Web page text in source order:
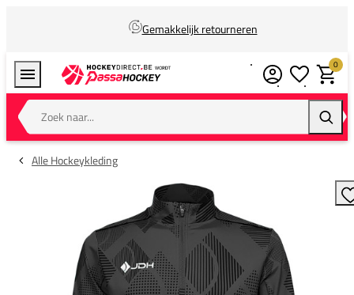
Gemakkelijk retourneren
Zoek naar...
0
Alle Hockeykleding